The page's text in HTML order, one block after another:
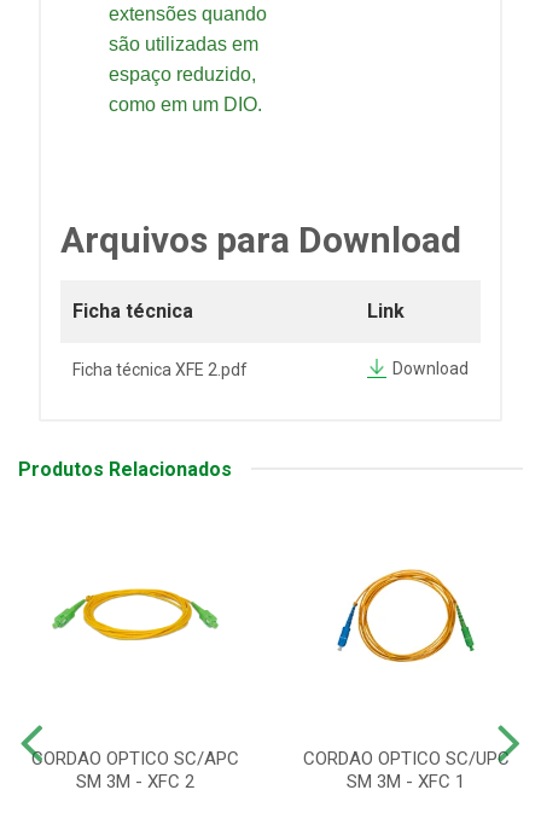
extensões quando
são utilizadas em
espaço reduzido,
como em um DIO.
Arquivos para Download
Ficha técnica Link
Ficha técnica XFE 2.pdf Download
Produtos Relacionados
CORDAO OPTICO SC/APC
SM 3M - XFC 2
CORDAO OPTICO SC/UPC
SM 3M - XFC 1